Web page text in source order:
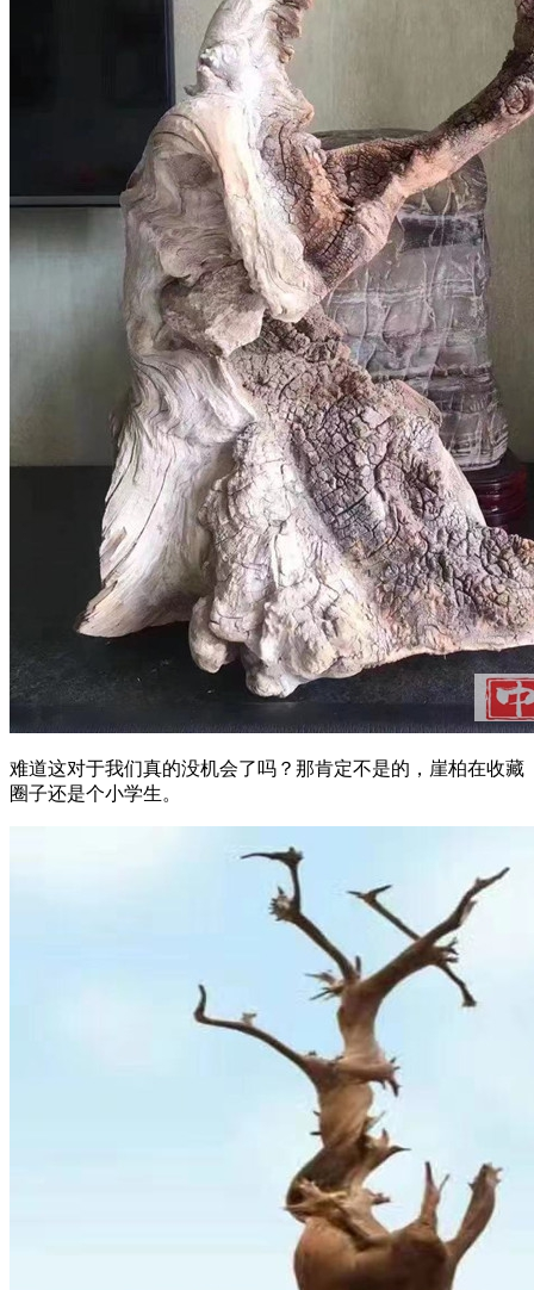
难道这对于我们真的没机会了吗？那肯定不是的，崖柏在收藏
圈子还是个小学生。